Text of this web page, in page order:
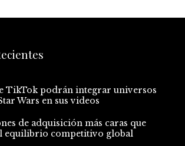
TikTok podrán integrar universos
Wars en sus videos
de adquisición más caras que
equilibrio competitivo global